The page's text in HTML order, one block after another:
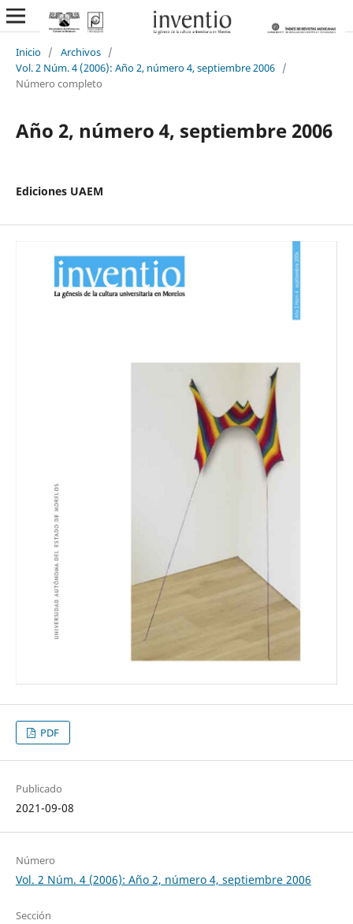
Inicio / Archivos /
Vol. 2 Núm. 4 (2006): Año 2, número 4, septiembre 2006 /
Número completo
Año 2, número 4, septiembre 2006
Ediciones UAEM
PDF
Publicado
2021-09-08
Número
Vol. 2 Núm. 4 (2006): Año 2, número 4, septiembre 2006
Sección